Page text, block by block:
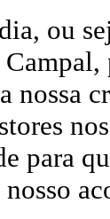
ou
nossa
para